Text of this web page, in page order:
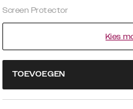
Screen Protector
Kies
TOEVOEGEN